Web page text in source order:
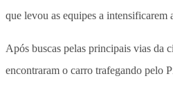
que levou as equipes a intensificarem
Após buscas pelas principais vias da
encontraram o carro trafegando pelo